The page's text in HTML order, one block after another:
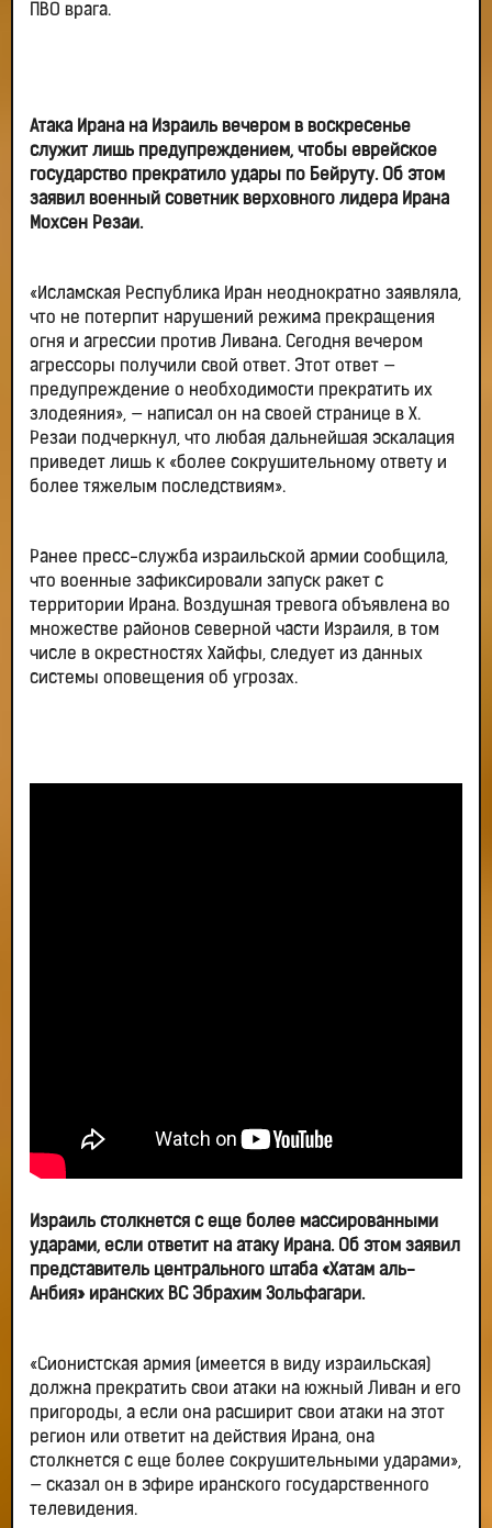
ПВО врага.
Атака Ирана на Израиль вечером в воскресенье
служит лишь предупреждением, чтобы еврейское
государство прекратило удары по Бейруту. Об этом
заявил военный советник верховного лидера Ирана
Мохсен Резаи.
«Исламская Республика Иран неоднократно заявляла,
что не потерпит нарушений режима прекращения
огня и агрессии против Ливана. Сегодня вечером
агрессоры получили свой ответ. Этот ответ —
предупреждение о необходимости прекратить их
злодеяния», — написал он на своей странице в Х.
Резаи подчеркнул, что любая дальнейшая эскалация
приведет лишь к «более сокрушительному ответу и
более тяжелым последствиям».
Ранее пресс-служба израильской армии сообщила,
что военные зафиксировали запуск ракет с
территории Ирана. Воздушная тревога объявлена во
множестве районов северной части Израиля, в том
числе в окрестностях Хайфы, следует из данных
системы оповещения об угрозах.
Израиль столкнется с еще более массированными
ударами, если ответит на атаку Ирана. Об этом заявил
представитель центрального штаба «Хатам аль-
Анбия» иранских ВС Эбрахим Зольфагари.
«Сионистская армия (имеется в виду израильская)
должна прекратить свои атаки на южный Ливан и его
пригороды, а если она расширит свои атаки на этот
регион или ответит на действия Ирана, она
столкнется с еще более сокрушительными ударами»,
— сказал он в эфире иранского государственного
телевидения.